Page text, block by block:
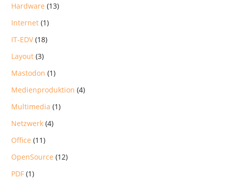
Hardware (13)
Internet (1)
IT-EDV(18)
Layout (3)
Mastodon (1)
Medienproduktion (4)
Multimedia (1)
Netzwerk (4)
Office (11)
OpenSource (12)
PDF (1)